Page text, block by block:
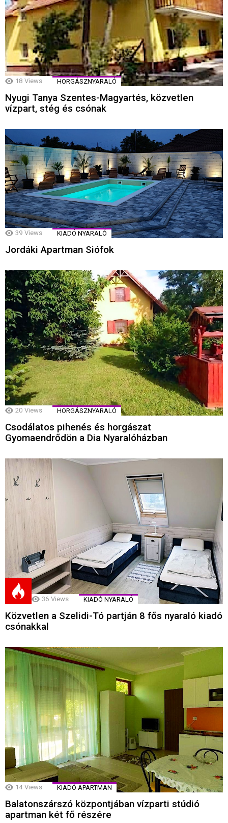
18 Views HORGÁSZNYARALÓ
Nyugi Tanya Szentes-Magyartés, közvetlen
vízpart, stég és csónak
39 Views KIADÓ NYARALÓ
Jordáki Apartman Siófok
20 Views HORGÁSZNYARALÓ
Csodálatos pihenés és horgászat
Gyomaendrődön a Dia Nyaralóházban
36 Views KIADÓ NYARALÓ
Közvetlen a Szelidi-Tó partján 8 fős nyaraló kiadó
csónakkal
14 Views KIADÓ APARTMAN
Balatonszárszó központjában vízparti stúdió
apartman két fő részére